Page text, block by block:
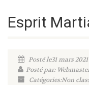
Esprit
Posté le31 mars 2021
Posté par:
Catégories:Non